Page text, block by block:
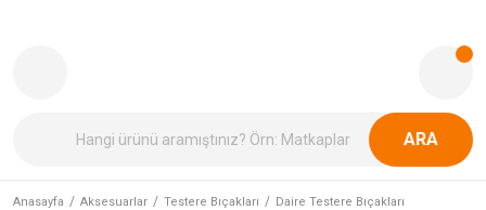
ARA
Anasayfa Aksesuarlar Testere Bıçakları Daire Testere Bıçakları